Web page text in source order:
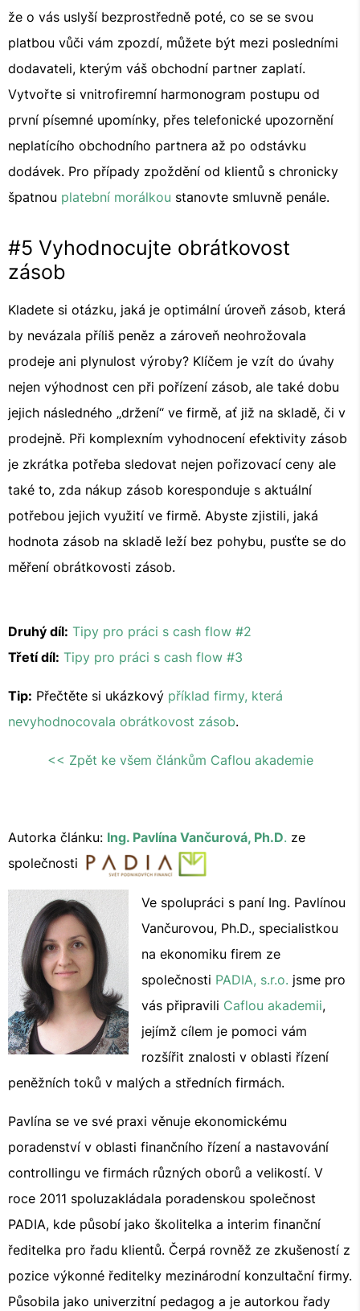
že o vás uslyší bezprostředně poté, co se se svou
platbou vůči vám zpozdí, můžete být mezi posledními
dodavateli, kterým váš obchodní partner zaplatí.
Vytvořte si vnitrofiremní harmonogram postupu od
první písemné upomínky, přes telefonické upozornění
neplatícího obchodního partnera až po odstávku
dodávek. Pro případy zpoždění od klientů s chronicky
špatnou platební morálkou stanovte smluvně penále.
#5 Vyhodnocujte obrátkovost
zásob
Kladete si otázku, jaká je optimální úroveň zásob, která
by nevázala příliš peněz a zároveň neohrožovala
prodeje ani plynulost výroby? Klíčem je vzít do úvahy
nejen výhodnost cen při pořízení zásob, ale také dobu
jejich následného „držení“ ve firmě, ať již na skladě, či v
prodejně. Při komplexním vyhodnocení efektivity zásob
je zkrátka potřeba sledovat nejen pořizovací ceny ale
také to, zda nákup zásob koresponduje s aktuální
potřebou jejich využití ve firmě. Abyste zjistili, jaká
hodnota zásob na skladě leží bez pohybu, pusťte se do
měření obrátkovosti zásob.
Druhý díl: Tipy pro práci s cash flow #2
Třetí díl: Tipy pro práci s cash flow #3
Tip: Přečtěte si ukázkový příklad firmy, která
nevyhodnocovala obrátkovost zásob.
<< Zpět ke všem článkům Caflou akademie
Autorka článku: Ing. Pavlína Vančurová, Ph.D. ze
společnosti
Ve spolupráci s paní Ing. Pavlínou
Vančurovou, Ph.D., specialistkou
na ekonomiku firem ze
společnosti PADIA, s.r.o. jsme pro
vás připravili Caflou akademii,
jejímž cílem je pomoci vám
rozšířit znalosti v oblasti řízení
peněžních toků v malých a středních firmách.
Pavlína se ve své praxi věnuje ekonomickému
poradenství v oblasti finančního řízení a nastavování
controllingu ve firmách různých oborů a velikostí. V
roce 2011 spoluzakládala poradenskou společnost
PADIA, kde působí jako školitelka a interim finanční
ředitelka pro řadu klientů. Čerpá rovněž ze zkušeností z
pozice výkonné ředitelky mezinárodní konzultační firmy.
Působila jako univerzitní pedagog a je autorkou řady